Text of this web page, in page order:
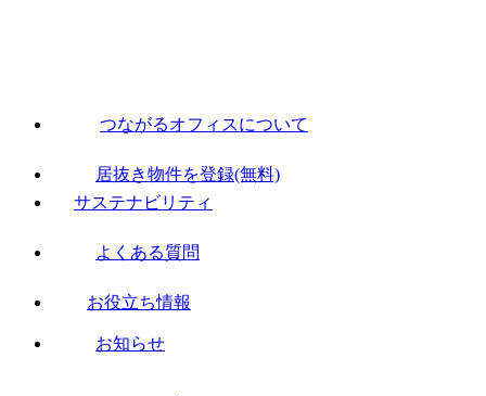
つながるオフィスについて
居抜き物件を登録(無料)
サステナビリティ
よくある質問
お役立ち情報
お知らせ